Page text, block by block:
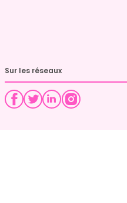
Sur les réseaux